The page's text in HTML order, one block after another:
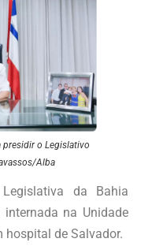
presidir o Legislativo
Alba
da Bahia
na Unidade
hospital de Salvador.